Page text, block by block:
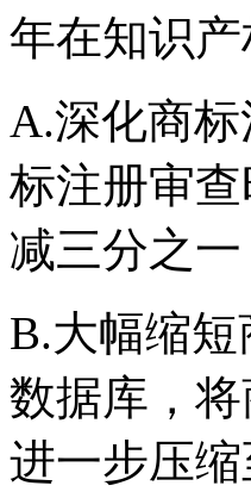
年在知识
A.深化商
标注册审
减三分之
B.大幅缩
数据库，
进一步压